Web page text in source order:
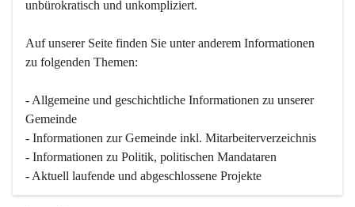
unbürokratisch und unkompliziert.
Auf unserer Seite finden Sie un­ter an­de­rem Informationen
zu folgenden Themen:
- Allgemeine und geschichtliche Informationen zu unserer
Gemeinde
- Informationen zur Gemeinde inkl. Mitarbeiterverzeichnis
- Informationen zu Politik, politischen Mandataren
- Aktuell laufende und abgeschlossene Projekte